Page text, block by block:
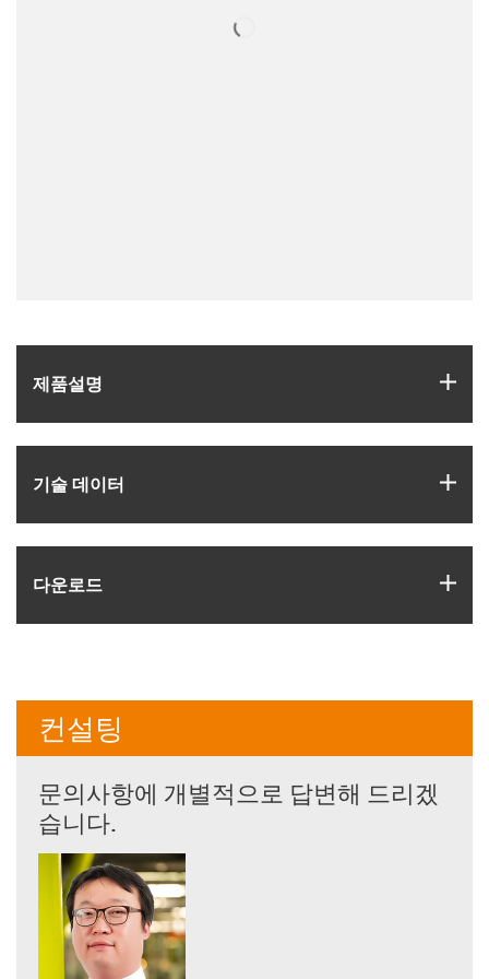
제품­설명
기술 데이터
다운로드
컨설팅
문의사항에 개별적으로 답변해 드리겠
습니다.